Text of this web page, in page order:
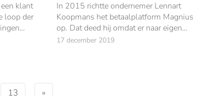
klant
loop der
In 2015 richtte ondernemer Lennart
Koopmans het betaalplatform Magnius
op. Dat deed hij omdat er naar eigen
zeggen iets ontbrak.
17 december 2019
13 »